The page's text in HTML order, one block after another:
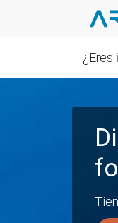
¿Eres